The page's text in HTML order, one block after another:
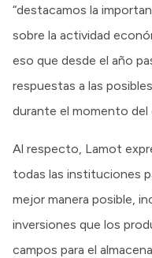
“destacamos la
sobre la actividad
eso que desde el año
respuestas a las
durante el momento del
Al respecto, Lamot
todas las instituciones
mejor manera posible,
inversiones que los
campos para el